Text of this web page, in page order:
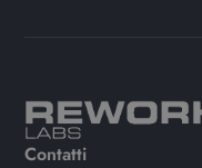
Contatti